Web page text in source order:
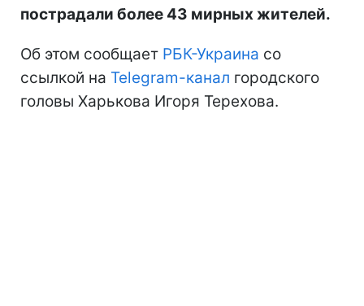
пострадали более 43 мирных жителей.
Об этом сообщает РБК-Украина со
ссылкой на Telegram-канал городского
головы Харькова Игоря Терехова.